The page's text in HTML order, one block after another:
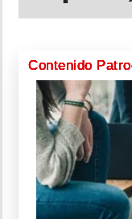
Contenido